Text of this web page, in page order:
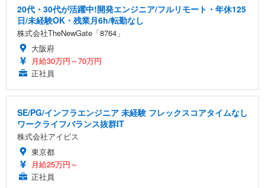
20代・30代が活躍中!開発エンジニア/フルリモート・年休125
日/未経験OK・残業月6h/転勤なし
株式会社TheNewGate「8764」
大阪府
月給30万円～70万円
正社員
SE/PG/インフラエンジニア 未経験 フレックスコアタイムなし
ワークライフバランス抜群IT
株式会社アイビス
東京都
月給25万円～
正社員